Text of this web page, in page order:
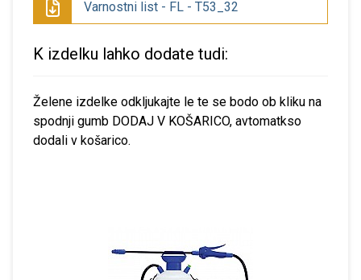
Varnostni list - FL - T53_32
K izdelku lahko dodate tudi:
Želene izdelke odkljukajte le te se bodo ob kliku na
spodnji gumb DODAJ V KOŠARICO, avtomatkso
dodali v košarico.